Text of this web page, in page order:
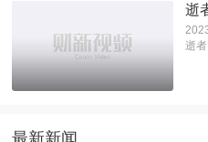
逝
逝者
最新新闻